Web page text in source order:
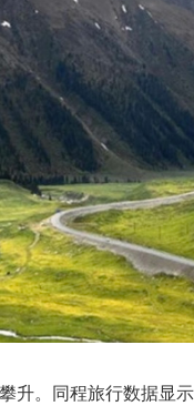
升。同程旅行数据显